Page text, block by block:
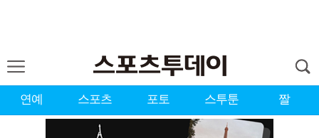
연예 스포츠 포토 스투툰 짤